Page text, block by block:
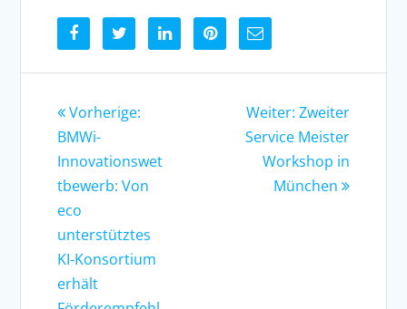
Vorherige:
BMWi-
Innovationswet
tbewerb: Von
eco
unterstütztes
KI-Konsortium
erhält
Weiter: Zweiter
Service Meister
Workshop in
München